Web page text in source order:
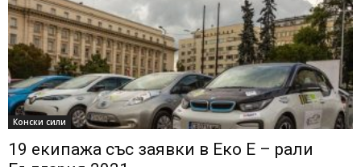
Конски сили
19 екипажа със заявки в Еко Е – рали